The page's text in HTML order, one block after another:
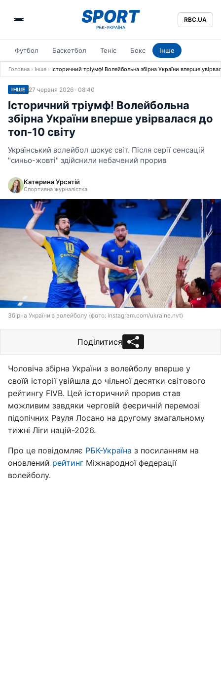
RBC.UA
Футбол Баскетбол Теніс Бокс Інше
Головна › Інше › Історичний тріумф! Волейбольна збірна України вперше
ІНШЕ 27 червня 2026 · 08:40
Історичний тріумф! Волейбольна
збірна України вперше увірвалася до
топ-10 світу
Український волейбол шокує світ. Після серії сенсацій
"синьо-жовті" здійснили небачений прорив
Катерина Урсатій
Спортивна журналістка
Збірна України з волейболу (фото: instagram.com/ukraine.nvt)
Поділитися
Чоловіча збірна України з волейболу вперше у
своїй історії увійшла до чільної десятки світового
рейтингу FIVB. Цей історичний прорив став
можливим завдяки черговій феєричній перемозі
підопічних Рауля Лосано на другому змагальному
тижні Ліги націй-2026.
Про це повідомляє РБК-Україна з посиланням на
оновлений рейтинг Міжнародної федерації
волейболу.